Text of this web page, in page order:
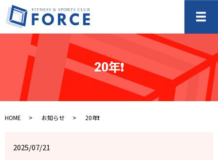
20年❗️
HOME お知らせ 20年❗️
2025/07/21